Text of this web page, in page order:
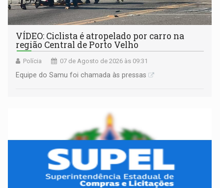
VÍDEO: Ciclista é atropelado por carro na
região Central de Porto Velho
Polícia 07 de Agosto de 2026 às 09:31
Equipe do Samu foi chamada às pressas